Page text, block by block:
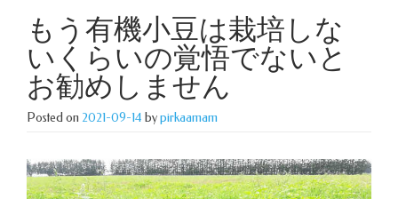
もう有機小豆は栽培しな
いくらいの覚悟でないと
お勧めしません
Posted on 2021-09-14 bypirkaamam